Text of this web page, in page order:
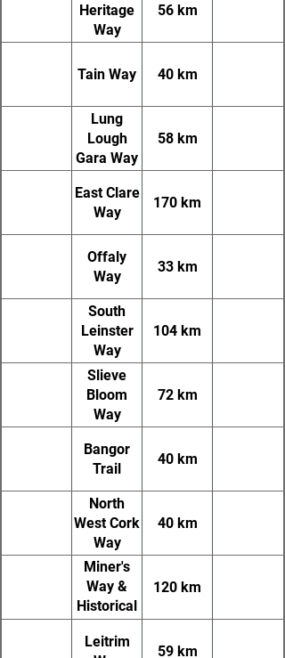
Heritage
Way
56 km
Tain Way 40 km
Lung
Lough
Gara Way
58 km
East Clare
Way
170 km
Offaly
Way
33 km
South
Leinster
Way
104 km
Slieve
Bloom
Way
72 km
Bangor
Trail
40 km
North
West Cork
Way
40 km
Miner's
Way &
Historical
Trail
120 km
Leitrim
59 km